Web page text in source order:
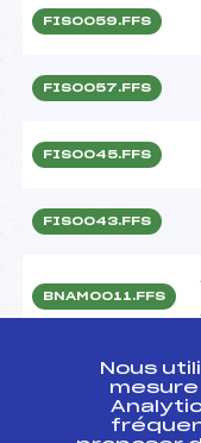
FIS0059.FFS
FIS0057.FFS
FIS0045.FFS
FIS0043.FFS
BNAM0011.FFS
FIS0035.FFS
Nous
mesure